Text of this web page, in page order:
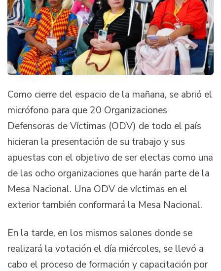
Como cierre del espacio de la mañana, se abrió el
micrófono para que 20 Organizaciones
Defensoras de Víctimas (ODV) de todo el país
hicieran la presentación de su trabajo y sus
apuestas con el objetivo de ser electas como una
de las ocho organizaciones que harán parte de la
Mesa Nacional. Una ODV de víctimas en el
exterior también conformará la Mesa Nacional.
En la tarde, en los mismos salones donde se
realizará la votación el día miércoles, se llevó a
cabo el proceso de formación y capacitación por